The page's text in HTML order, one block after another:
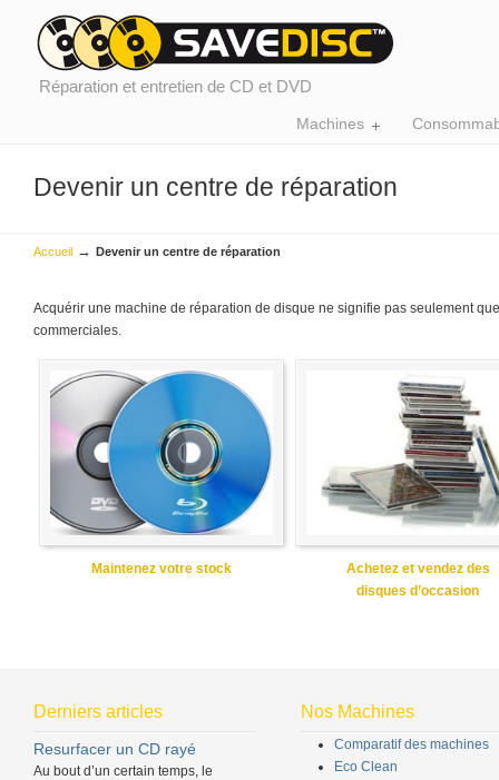
Réparation et entretien de CD et DVD
Machines
Devenir un centre de réparation
Accueil → Devenir un centre de réparation
Acquérir une machine de réparation de disque ne signifie pas seulement
commerciales.
Maintenez votre stock
Achetez et vendez des
disques d’occasion
Derniers articles
Resurfacer un CD rayé
Au bout d’un certain temps, le
Nos Machines
Comparatif des machines
Eco Clean